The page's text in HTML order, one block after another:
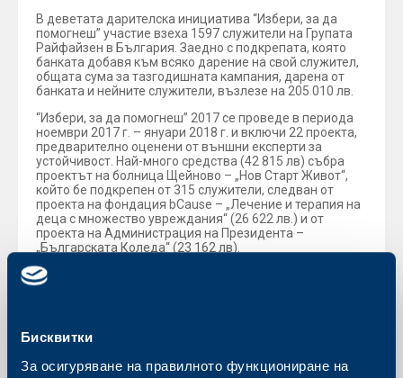
Бисквитки
За осигуряване на правилното функциониране на
В деветата дарителска инициатива “Избери, за да
помогнеш” участие взеха 1597 служители на Групата
Райфайзен в България. Заедно с подкрепата, която
банката добавя към всяко дарение на свой служител,
общата сума за тазгодишната кампания, дарена от
банката и нейните служители, възлезе на 205 010 лв.
“Избери, за да помогнеш” 2017 се проведе в периода
ноември 2017 г. – януари 2018 г. и включи 22 проекта,
предварително оценени от външни експерти за
устойчивост. Най-много средства (42 815 лв) събра
проектът на болница Щейново – „Нов Старт Живот“,
който бе подкрепен от 315 служители, следван от
проекта на фондация bCause – „Лечение и терапия на
деца с множество увреждания“ (26 622 лв.) и от
проекта на Администрация на Президента –
„Българската Коледа“ (23 162 лв).
Сайтът на инициативата
на него ще се публикуват отчетите на организациите,